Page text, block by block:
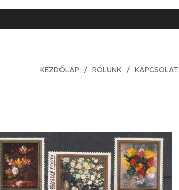
KEZDŐLAP RÓLUNK KAPCSOLAT